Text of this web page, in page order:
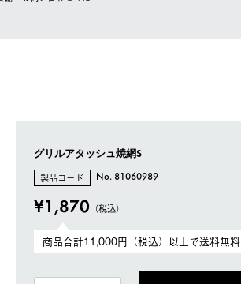
グリルアタッシュ焼網S
製品コード No. 81060989
¥1,870（税込）
商品合計11,000円（税込）以上で送料無料